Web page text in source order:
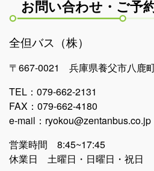
お問い合わせ・ご予
全但バス（株）
〒667-0021 兵庫県養父市八鹿
TEL：079-662-2131
FAX：079-662-4180
e-mail：ryokou@zentanbus.co.jp
営業時間 8:45~17:45
休業日 土曜日・日曜日・祝日